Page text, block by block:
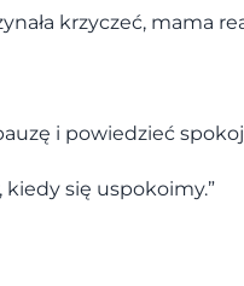
krzyczeć,
i powiedzieć
kiedy się uspokoimy.”